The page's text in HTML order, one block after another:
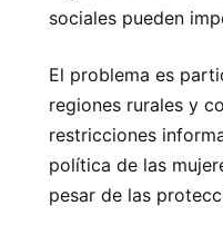
sociales pueden
El problema es
regiones rurales y
restricciones
política de las
pesar de las